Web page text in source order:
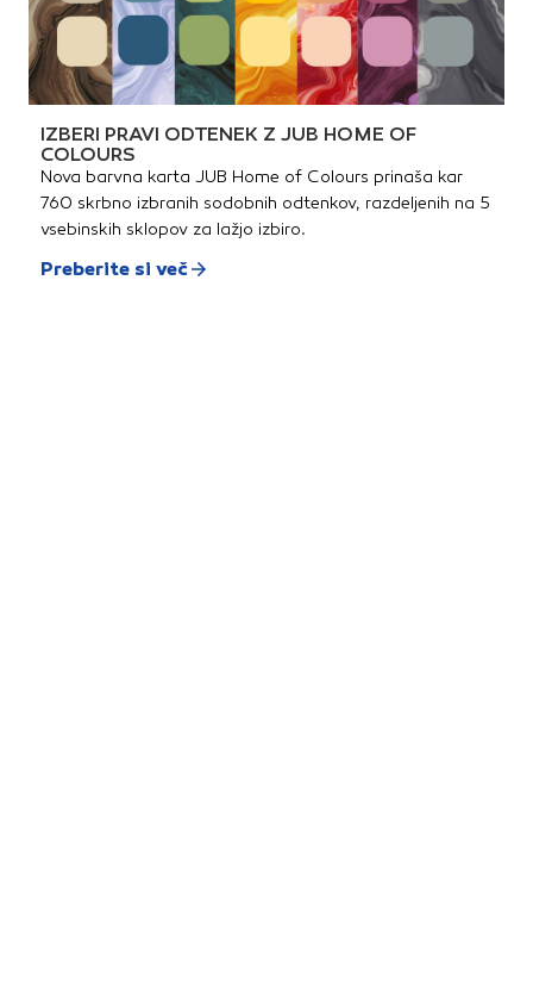
IZBERI PRAVI ODTENEK Z JUB HOME OF
COLOURS
Nova barvna karta JUB Home of Colours prinaša kar
760 skrbno izbranih sodobnih odtenkov, razdeljenih na 5
vsebinskih sklopov za lažjo izbiro.
Preberite si več